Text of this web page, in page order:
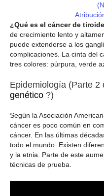
¿Qué es el cáncer de
de crecimiento lento y
puede extenderse a los
complicaciones. La cinta del
tres colores: púrpura, verde
Epidemiología (Parte 2
genético ?)
Según la Asociación
cáncer es poco común en
cáncer. En las últimas
todo el mundo. Existen
y la etnia. Parte de este
técnicas de prueba.